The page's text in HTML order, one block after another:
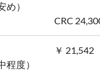
め）
CRC
程度）
￥ 21,542